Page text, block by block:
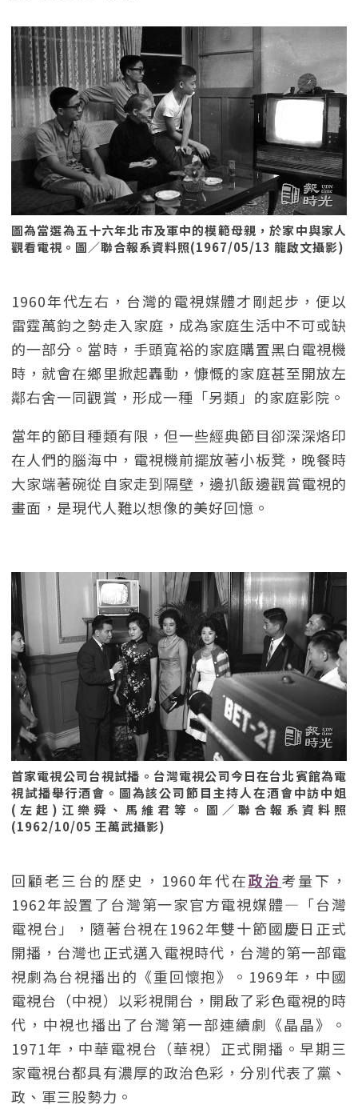
圖為當選為五十六年北市及軍中的模範母親，於家中與家人
觀看電視。圖／聯合報系資料照(1967/05/13 龍啟文攝影)
1960年代左右，台灣的電視媒體才剛起步，便以
雷霆萬鈞之勢走入家庭，成為家庭生活中不可或缺
的一部分。當時，手頭寬裕的家庭購置黑白電視機
時，就會在鄉里掀起轟動，慷慨的家庭甚至開放左
鄰右舍一同觀賞，形成一種「另類」的家庭影院。
當年的節目種類有限，但一些經典節目卻深深烙印
在人們的腦海中，電視機前擺放著小板凳，晚餐時
大家端著碗從自家走到隔壁，邊扒飯邊觀賞電視的
畫面，是現代人難以想像的美好回憶。
首家電視公司台視試播。台灣電視公司今日在台北賓館為電
視試播舉行酒會。圖為該公司節目主持人在酒會中訪中姐
(左起)江樂舜、馬維君等。圖／聯合報系資料照
(1962/10/05 王萬武攝影)
回顧老三台的歷史，1960年代在政治考量下，
1962年設置了台灣第一家官方電視媒體—「台灣
電視台」，隨著台視在1962年雙十節國慶日正式
開播，台灣也正式邁入電視時代，台灣的第一部電
視劇為台視播出的《重回懷抱》。1969年，中國
電視台（中視）以彩視開台，開啟了彩色電視的時
代，中視也播出了台灣第一部連續劇《晶晶》。
1971年，中華電視台（華視）正式開播。早期三
家電視台都具有濃厚的政治色彩，分別代表了黨、
政、軍三股勢力。